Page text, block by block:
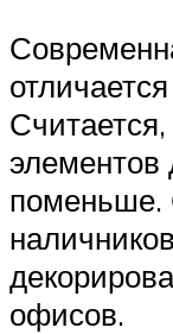
поменьше.
офисов.